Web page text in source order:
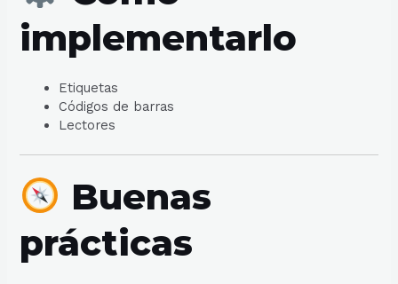
implementarlo
Etiquetas
Códigos de barras
Lectores
Buenas
prácticas